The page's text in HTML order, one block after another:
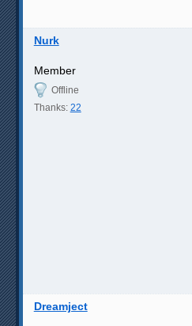
Nurk
Member
Offline
Thanks: 22
Dreamject